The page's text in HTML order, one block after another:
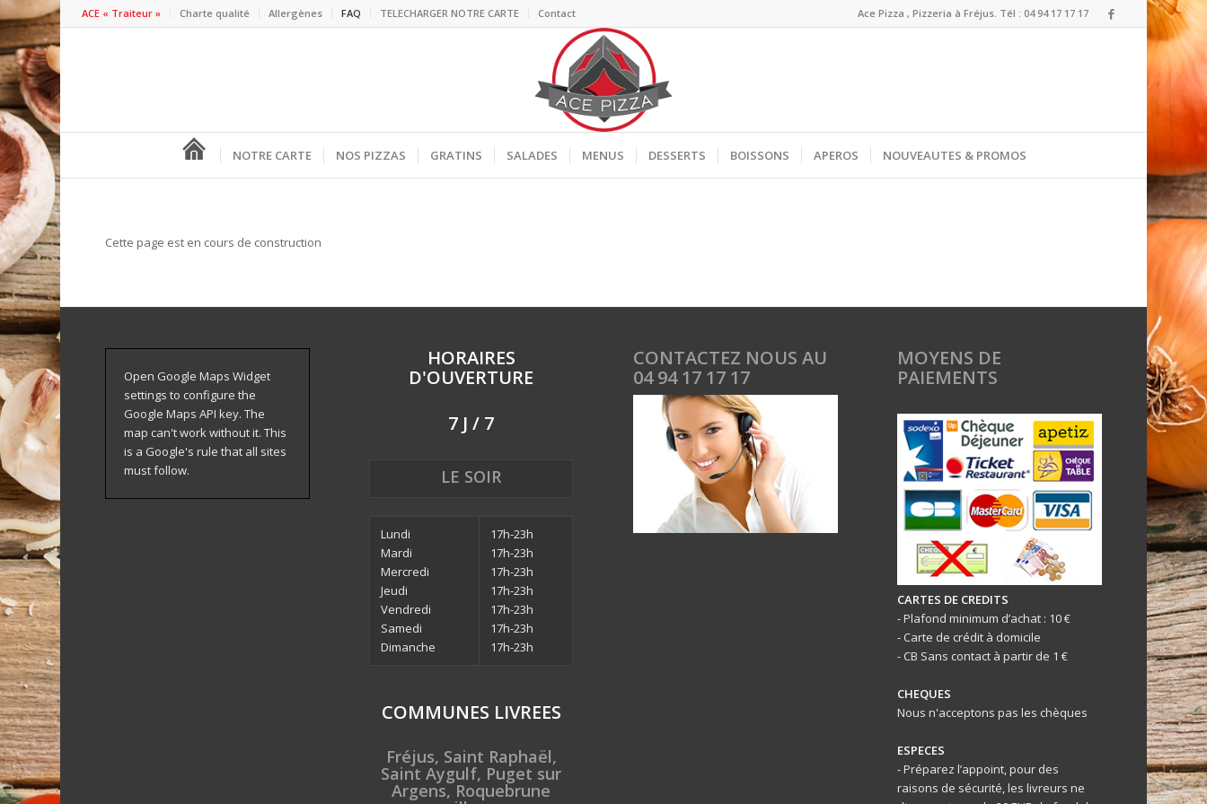
ACE « Traiteur » Charte qualité Allergènes FAQ TELECHARGER NOTRE CARTE Contact Ace Pizza , Pizzeria à Fréjus. Tél : 04 94 17 17 17
NOTRE CARTE NOS PIZZAS GRATINS SALADES MENUS DESSERTS BOISSONS APEROS NOUVEAUTES & PROMOS
Cette page est en cours de construction
Open Google Maps Widget
settings to configure the
Google Maps API key. The
map can't work without it. This
is a Google's rule that all sites
must follow.
HORAIRES
D'OUVERTURE
7 J / 7
LE SOIR
Lundi
Mardi
Mercredi
Jeudi
Vendredi
Samedi
Dimanche
17h-23h
17h-23h
17h-23h
17h-23h
17h-23h
17h-23h
17h-23h
COMMUNES LIVREES
Fréjus, Saint Raphaël,
Saint Aygulf, Puget sur
Argens, Roquebrune
CONTACTEZ NOUS AU
04 94 17 17 17
MOYENS DE
PAIEMENTS
CARTES DE CREDITS
- Plafond minimum d’achat : 10 €
- Carte de crédit à domicile
- CB Sans contact à partir de 1 €
CHEQUES
Nous n'acceptons pas les chèques
ESPECES
- Préparez l’appoint, pour des
raisons de sécurité, les livreurs ne